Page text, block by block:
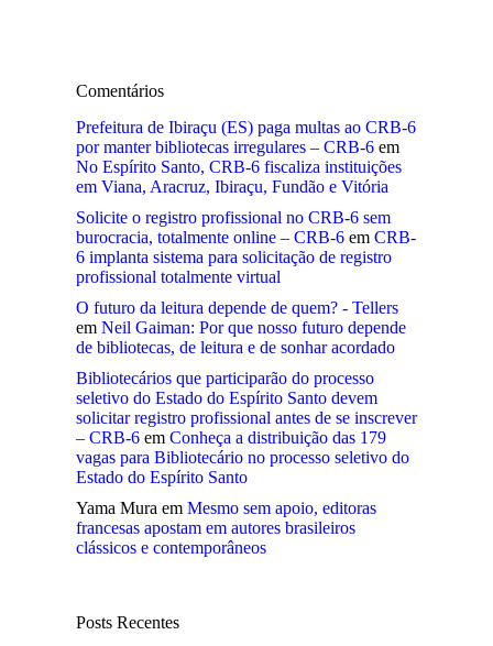
Comentários
Prefeitura de Ibiraçu (ES) paga multas ao CRB-6
por manter bibliotecas irregulares – CRB-6 em
No Espírito Santo, CRB-6 fiscaliza instituições
em Viana, Aracruz, Ibiraçu, Fundão e Vitória
Solicite o registro profissional no CRB-6 sem
burocracia, totalmente online – CRB-6 em CRB-
6 implanta sistema para solicitação de registro
profissional totalmente virtual
O futuro da leitura depende de quem? - Tellers
em Neil Gaiman: Por que nosso futuro depende
de bibliotecas, de leitura e de sonhar acordado
Bibliotecários que participarão do processo
seletivo do Estado do Espírito Santo devem
solicitar registro profissional antes de se inscrever
– CRB-6 em Conheça a distribuição das 179
vagas para Bibliotecário no processo seletivo do
Estado do Espírito Santo
Yama Mura em Mesmo sem apoio, editoras
francesas apostam em autores brasileiros
clássicos e contemporâneos
Posts Recentes